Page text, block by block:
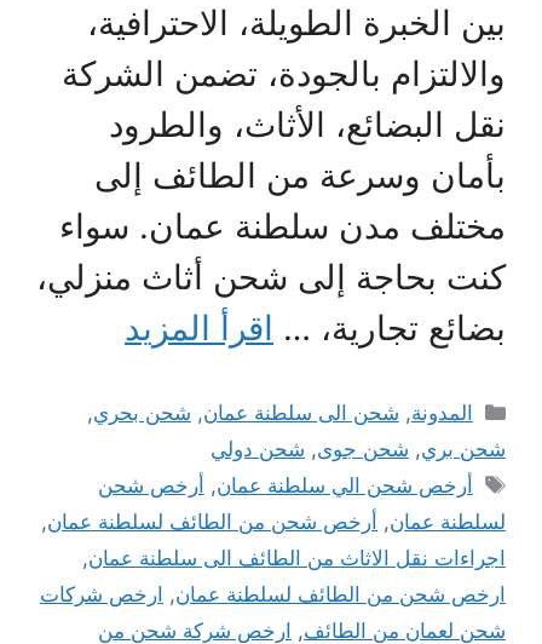
بين الخبرة الطويلة، الاحترافية،
والالتزام بالجودة، تضمن الشركة
نقل البضائع، الأثاث، والطرود
بأمان وسرعة من الطائف إلى
مختلف مدن سلطنة عمان. سواء
كنت بحاجة إلى شحن أثاث منزلي،
بضائع تجارية، … اقرأ المزيد
التصنيفات
المدونة, شحن الى سلطنة عمان, شحن بحري,
شحن بري, شحن جوى, شحن دولي
الوسوم
أرخص شحن الي سلطنة عمان, أرخص شحن
لسلطنة عمان, أرخص شحن من الطائف لسلطنة عمان,
اجراءات نقل الاثاث من الطائف الى سلطنة عمان,
ارخص شحن من الطائف لسلطنة عمان, ارخص شركات
شحن لعمان من الطائف, ارخص شركة شحن من